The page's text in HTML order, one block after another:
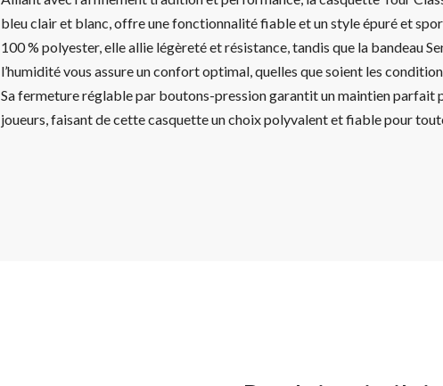
bleu clair et blanc, offre une fonctionnalité fiable et un style épuré et
100 % polyester, elle allie légèreté et résistance, tandis que la bandeau
l’humidité vous assure un confort optimal, quelles que soient les
Sa fermeture réglable par boutons-pression garantit un maintien parfait
joueurs, faisant de cette casquette un choix polyvalent et fiable pour